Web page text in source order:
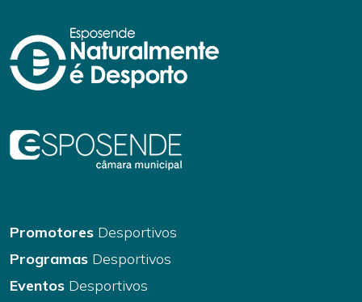
Promotores Desportivos
Programas Desportivos
Eventos Desportivos